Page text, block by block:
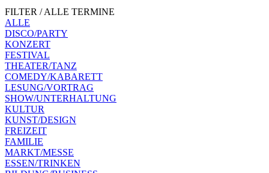
FILTER / ALLE TERMINE
ALLE
DISCO/PARTY
KONZERT
FESTIVAL
THEATER/TANZ
COMEDY/KABARETT
LESUNG/VORTRAG
SHOW/UNTERHALTUNG
KULTUR
KUNST/DESIGN
FREIZEIT
FAMILIE
MARKT/MESSE
ESSEN/TRINKEN